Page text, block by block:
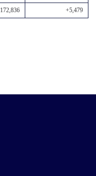
172,836 +5,479